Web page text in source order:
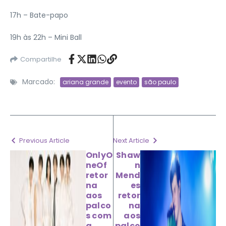
17h – Bate-papo
19h às 22h – Mini Ball
Compartilhe
Marcado: ariana grande evento são paulo
Previous Article
OnlyO
neOf
retor
na
aos
palco
s com
Next Article
Shaw
n
Mend
es
retor
na
aos